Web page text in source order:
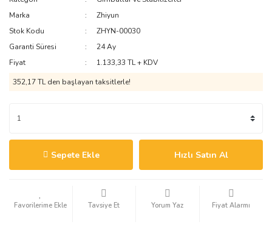
Marka
Zhiyun
Stok Kodu
ZHYN-00030
Garanti Süresi
24 Ay
Fiyat
1.133,33 TL + KDV
352,17 TL den başlayan taksitlerle!
Sepete Ekle Hızlı Satın Al
Tavsiye Et Yorum Yaz Fiyat Alarmı